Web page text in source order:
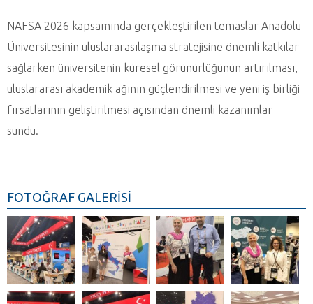
NAFSA 2026 kapsamında gerçekleştirilen temaslar Anadolu
Üniversitesinin uluslararasılaşma stratejisine önemli katkılar
sağlarken üniversitenin küresel görünürlüğünün artırılması,
uluslararası akademik ağının güçlendirilmesi ve yeni iş birliği
fırsatlarının geliştirilmesi açısından önemli kazanımlar
sundu.
FOTOĞRAF GALERİSİ